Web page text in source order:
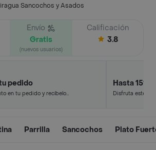
Sancochos y Asados
Envío
Gratis
(nuevos usuarios)
Calificación
3.8
pedido
en tu pedido y recíbelo
Hasta 15%
Disfruta este
Parrilla Sancochos Plato